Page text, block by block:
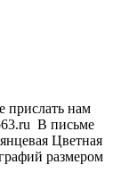
прислать нам
В письме
Цветная
размером